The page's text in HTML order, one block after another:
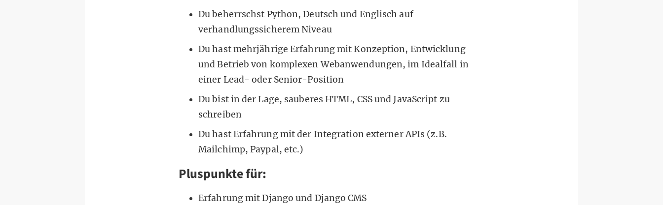
Du beherrschst Python, Deutsch und Englisch auf
verhandlungssicherem Niveau
Du hast mehrjährige Erfahrung mit Konzeption, Entwicklung
und Betrieb von komplexen Webanwendungen, im Idealfall in
einer Lead- oder Senior-Position
Du bist in der Lage, sauberes HTML, CSS und JavaScript zu
schreiben
Du hast Erfahrung mit der Integration externer APIs (z.B.
Mailchimp, Paypal, etc.)
Pluspunkte für:
Erfahrung mit Django und Django CMS